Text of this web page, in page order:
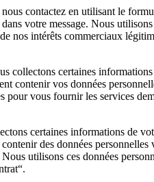
contactez en utilisant le
votre message. Nous
nos intérêts commerciaux
collectons certaines
contenir vos données
pour vous fournir les services
certaines informations de
des données
utilisons ces données